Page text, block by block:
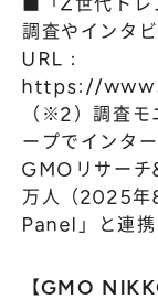
調査やインタ
URL：
https://
（※2）調査
ープでインタ
GMOリサー
万人（2025
Panel」と連携
【GMO